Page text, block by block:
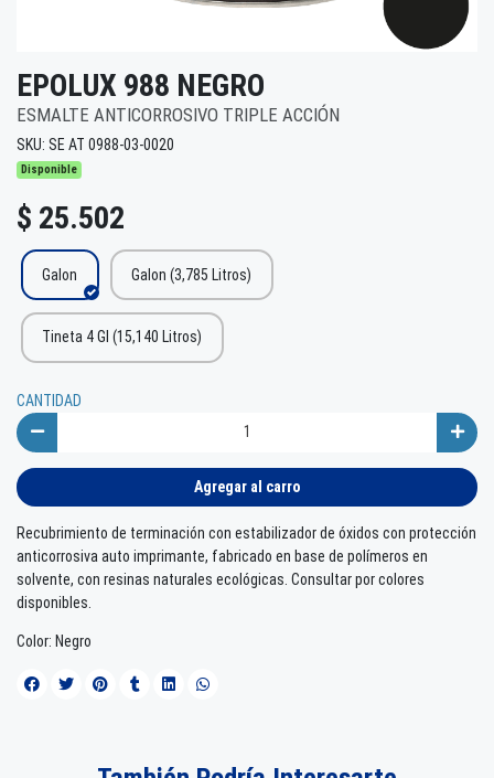
EPOLUX 988 NEGRO
ESMALTE ANTICORROSIVO TRIPLE ACCIÓN
SKU: SE AT 0988-03-0020
Disponible
$ 25.502
Galon Galon (3,785 Litros)
Tineta 4 Gl (15,140 Litros)
CANTIDAD
Agregar al carro
Recubrimiento de terminación con estabilizador de óxidos con protección
anticorrosiva auto imprimante, fabricado en base de polímeros en
solvente, con resinas naturales ecológicas. Consultar por colores
disponibles.
Color: Negro